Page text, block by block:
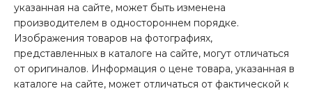
указанная на сайте, может быть изменена
производителем в одностороннем порядке.
Изображения товаров на фотографиях,
представленных в каталоге на сайте, могут отличаться
от оригиналов. Информация о цене товара, указанная в
каталоге на сайте, может отличаться от фактической к